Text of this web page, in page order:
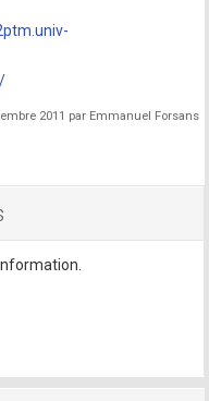
2011 par Emmanuel Forsans